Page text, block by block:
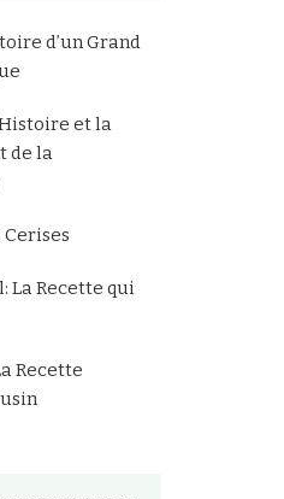
d’un Grand
et la
de la
Cerises
La Recette qui
Recette